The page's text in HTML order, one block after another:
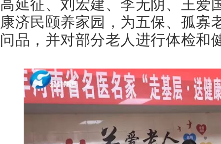
高延征、刘宏建、李无阴、王爱
康济民颐养家园，为五保、孤寡
问品，并对部分老人进行体检和